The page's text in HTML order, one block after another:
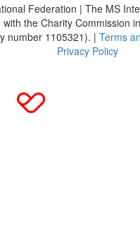
Federation | The MS
the Charity Commission
number 1105321). | Terms
Privacy Policy